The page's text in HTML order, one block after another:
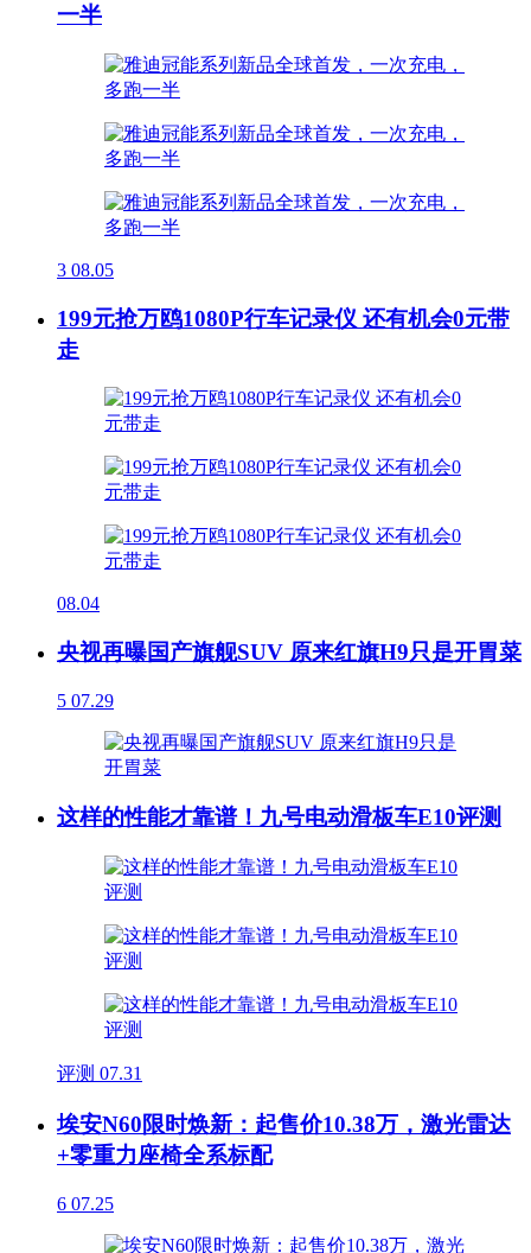
一半
3 08.05
199元抢万鸥1080P行车记录仪 还有机会0元带
走
08.04
央视再曝国产旗舰SUV 原来红旗H9只是开胃菜
5 07.29
这样的性能才靠谱！九号电动滑板车E10评测
评测 07.31
埃安N60限时焕新：起售价10.38万，激光雷达
+零重力座椅全系标配
6 07.25